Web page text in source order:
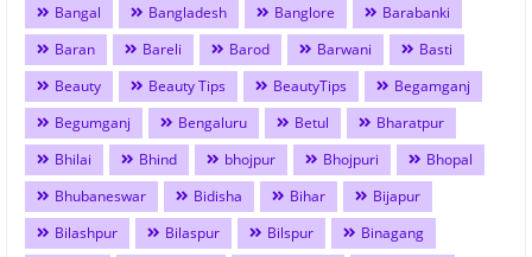
Bangal
Bangladesh Banglore
Barabanki
Baran
Bareli Barod Barwani
Basti
Beauty
Beauty Tips BeautyTips
Begamganj
Begumganj
Bengaluru Betul
Bharatpur
Bhilai
Bhind bhojpur Bhojpuri
Bhopal
Bhubaneswar
Bidisha Bihar
Bijapur
Bilashpur
Bilaspur Bilspur
Binagang